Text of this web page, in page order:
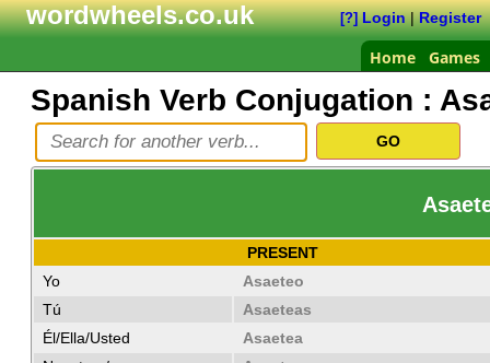
wordwheels.co.uk [?] Login|Register
Home Games
Spanish Verb Conjugation :
PRESENT
Yo
Asaeteo
Tú
Asaeteas
Él/Ella/Usted
Asaetea